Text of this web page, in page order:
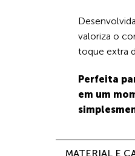
valoriza o
toque extra
Perfeita
em um
MATERIAL E